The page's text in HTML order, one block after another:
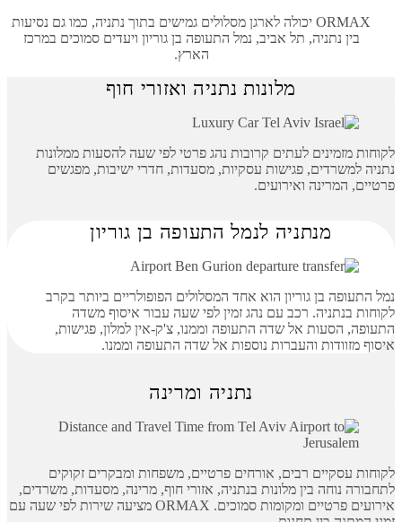
ORMAX יכולה לארגן מסלולים גמישים בתוך נתניה, כמו גם נסיעות
בין נתניה, תל אביב, נמל התעופה בן גוריון ויעדים סמוכים במרכז
הארץ.
מלונות נתניה ואזורי חוף
לקוחות מזמינים לעתים קרובות נהג פרטי לפי שעה להסעות ממלונות
נתניה למשרדים, פגישות עסקיות, מסעדות, חדרי ישיבות, מפגשים
פרטיים, המרינה ואירועים.
מנתניה לנמל התעופה בן גוריון
נמל התעופה בן גוריון הוא אחד המסלולים הפופולריים ביותר בקרב
לקוחות בנתניה. רכב עם נהג זמין לפי שעה עבור איסוף משדה
התעופה, הסעות אל שדה התעופה וממנו, צ'ק-אין למלון, פגישות,
איסוף מזוודות והעברות נוספות אל שדה התעופה וממנו.
נתניה ומרינה
לקוחות עסקיים רבים, אורחים פרטיים, משפחות ומבקרים זקוקים
לתחבורה נוחה בין מלונות בנתניה, אזורי חוף, מרינה, מסעדות, משרדים,
אירועים פרטיים ומקומות סמוכים. ORMAX מציעה שירות לפי שעה עם